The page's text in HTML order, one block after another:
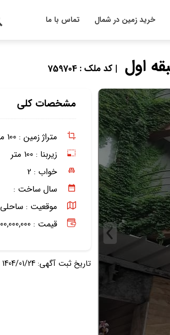
خرید زمین در شمال تماس با ما
| کد ملک : 759704
مشخصات کلی
متراژ زمین : 100 متر
زیربنا : 100 متر
خواب : 2
سال ساخت :
موقعیت : ساحلی
قیمت : 6,000,000,000 تومان /
تاریخ ثبت آگهی: 1404/01/24